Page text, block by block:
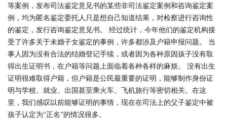
等案例，发布司法鉴定意见书的某些非司法鉴定案例和咨询鉴定案
例，均为匿名鉴定委托人只是想自己知道结果，对检察进行咨询性
的鉴定，发行咨询鉴定意见书。 经过统计，今年他们的鉴定机构接
受了许多关于未婚子女鉴定的事例，许多都涉及户籍申报问题。 当
事人因为没有合法的结婚登记手续，或者因为各种原因孩子没有取
得出生证明书，在户籍等问题上面临着各种各样的麻烦。 没有出生
证明很难取得户籍，但户籍是公民最重要的证明，能够制作身份证
明与学校、就业、出国甚至乘火车、飞机旅行等密切相关。在这
里，我们感叹以前能够证明的事情，现在在司法上的父子鉴定中被
孩子认定为“正名”的情况很多。